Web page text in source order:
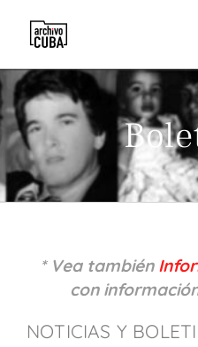
content
* Vea también
con
NOTICIAS Y